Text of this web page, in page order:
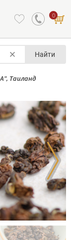
0
Найти
Таиланд